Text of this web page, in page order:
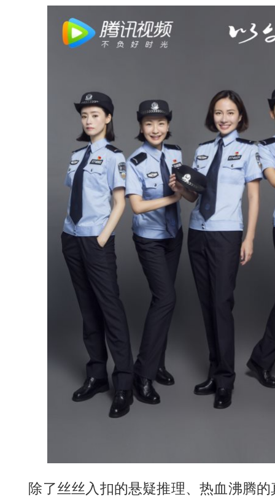
除了丝丝入扣的悬疑推理、热血沸腾的